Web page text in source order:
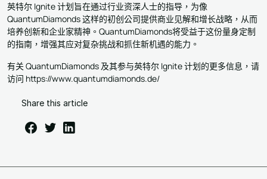
英特尔 Ignite 计划旨在通过行业资深人士的指导，为像
QuantumDiamonds 这样的初创公司提供商业见解和增长战略，从而
培养创新和企业家精神。QuantumDiamonds将受益于这份量身定制
的指南，增强其应对复杂挑战和抓住新机遇的能力。
有关 QuantumDiamonds 及其参与英特尔 Ignite 计划的更多信息，请
访问 https://www.quantumdiamonds.de/
Share this article